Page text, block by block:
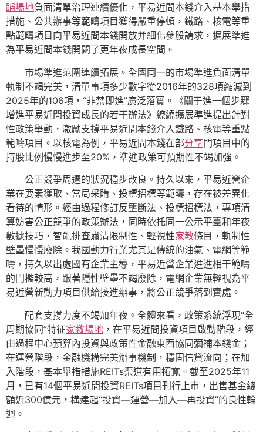
蹈場地負面清單治理連續優化，平易近間本錢介入基本舉措
措施、公共辦事等範疇項目獲得嚴重停頓，鐵路、核電等重
點範疇項目向平易近間本錢開放并細化參股請求，擴展準進
為平易近間本錢開闢了更年夜成長空間。
市場準進范圍連續拓展。全國同一的市場準進負面清單
軌制不竭完美，清單事項多少數字從2016年的328項縮減到
2025年的106項，“非禁即進”廣泛落實。《關于進一個步驟
增進平易近間投資成長的若干辦法》繚繞擴展準進提出針對
性政策舉動，激勵支撐平易近間本錢介入鐵路、核電等重點
範疇項目。以核電為例，平易近間本錢在部分享門項目中的
持股比例慢慢進步至20%，準進政策可預期性不竭加強。
公正競爭周遭的狀況穩步改良。持久以來，平易近營企
業在要素獲取、當局采購、投標招標等範疇，存在被差異化
看待的情形。經由過程修訂反壟斷法、投標招標法，專項清
算妨害公正競爭的政策辦法，同時依托同一公示平臺和年夜
數據技巧，智能排查肅清限制性、輕視性家教條目，軌制性
壁壘慢慢廢除。我國動力行業尤其是傳統的油氣、電網等範
疇，持久以出處國有企業主導，平易近營企業進進相干範疇
的門檻較高，跟著隱性壁壘不竭廢除，電網企業無輕視為平
易近營新動力項目供給接進辦事，將公正競爭落到實處。
配套支撐力度不竭加年夜。全體來看，政策系統浮現“全
周期協同”特征家教場地 ，在平易近間投資項目啟動階段，經
由過程中心預算內投資與政策性金融東西協同彌補本錢金；
在運營階段，金融機構完美辦事機制，穩固信貸流向；在加
入階段，基本舉措措施REITs渠道有用拓寬。截至2025年11
月，已有14個平易近間投資REITs項目刊行上市，出售基金總
額近300億元，構建起“投資—運營—加入—再投資”的良性輪
迴。